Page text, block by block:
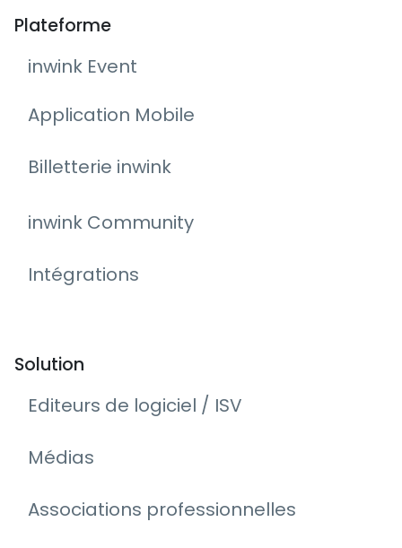
Plateforme
inwink Event
Application Mobile
Billetterie inwink
inwink Community
Intégrations
Solution
Editeurs de logiciel / ISV
Médias
Associations professionnelles